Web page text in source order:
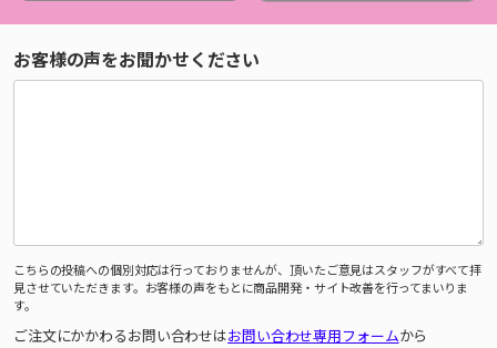
お客様の声をお聞かせください
こちらの投稿への個別対応は行っておりませんが、頂いたご意見はスタッフがすべて拝
見させていただきます。お客様の声をもとに商品開発・サイト改善を行ってまいりま
す。
ご注文にかかわるお問い合わせはお問い合わせ専用フォームから